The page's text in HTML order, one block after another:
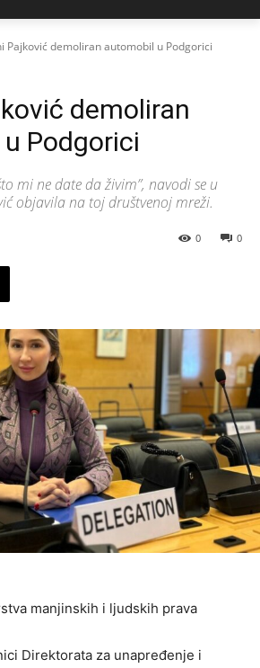
Pajković demoliran automobil u Podgorici
demoliran
Podgorici
mi ne date da živim”, navodi se u
objavila na toj društvenoj mreži.
0
0
manjinskih i ljudskih prava
Direktorata za unapređenje i